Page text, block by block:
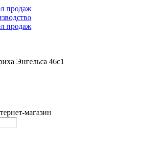
продаж
продаж
Энгельса 46с1
магазин